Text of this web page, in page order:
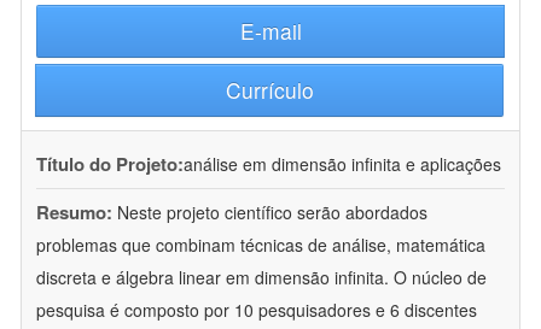
E-mail
Currículo
Título do Projeto:análise em dimensão infinita e aplicações
Resumo: Neste projeto científico serão abordados
problemas que combinam técnicas de análise, matemática
discreta e álgebra linear em dimensão infinita. O núcleo de
pesquisa é composto por 10 pesquisadores e 6 discentes